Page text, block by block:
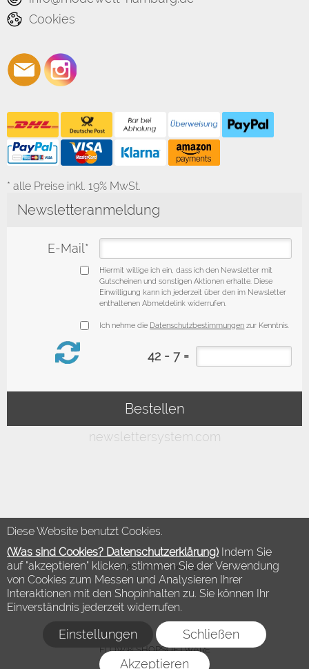
Diese Website benutzt Cookies.
(Was sind Cookies? Datenschutzerklärung) Indem Sie
auf "akzeptieren" klicken, stimmen Sie der Verwendung
von Cookies zum Messen und Analysieren Ihrer
Interaktionen mit den Shopinhalten zu. Sie können Ihr
Einverständnis jederzeit widerrufen.
Einstellungen Schließen
Akzeptieren
Cookies
* alle Preise inkl. 19% MwSt.
©2018 Modewelt Hamburg
FLOW® SHOPSOFTWARE